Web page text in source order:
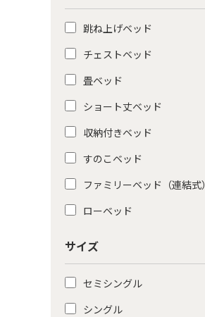
跳ね上げベッド
チェストベッド
畳ベッド
ショート丈ベッド
収納付きベッド
すのこベッド
ファミリーベッド（連結式）
ローベッド
サイズ
セミシングル
シングル